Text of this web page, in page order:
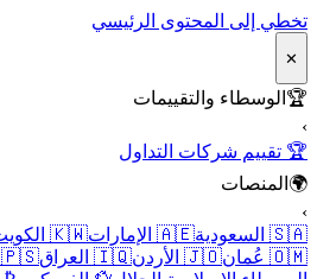
تخطي إلى المحتوى الرئيسي
✕
🏆الوسطاء والتقييمات
🏆 تقييم شركات التداول
🌍المنصات
🇸🇦 السعودية
🇦🇪 الإمارات 🇰🇼 الكويت
🇴🇲 عُمان
🇯🇴 الأردن 🇮🇶 العراق 🇵🇸 فلسطين